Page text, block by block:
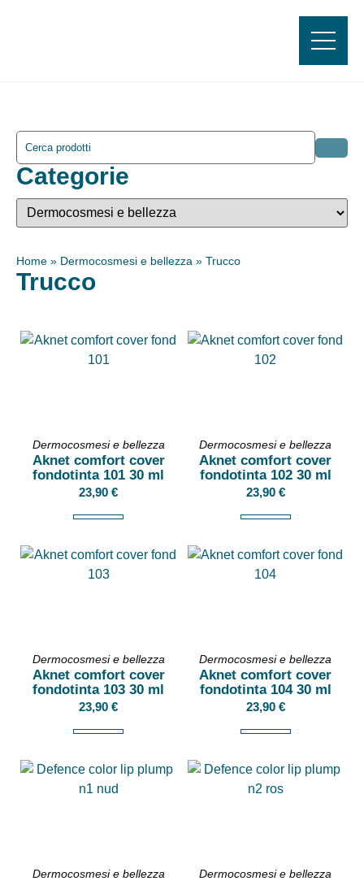
Categorie
Home » Dermocosmesi e bellezza » Trucco
Trucco
Dermocosmesi e bellezza
Aknet comfort cover
fondotinta 101 30 ml
23,90€
Dermocosmesi e bellezza
Aknet comfort cover
fondotinta 102 30 ml
23,90 €
Dermocosmesi e bellezza
Aknet comfort cover
fondotinta 103 30 ml
23,90€
Dermocosmesi e bellezza
Aknet comfort cover
fondotinta 104 30 ml
23,90 €
Dermocosmesi e bellezza Dermocosmesi e bellezza